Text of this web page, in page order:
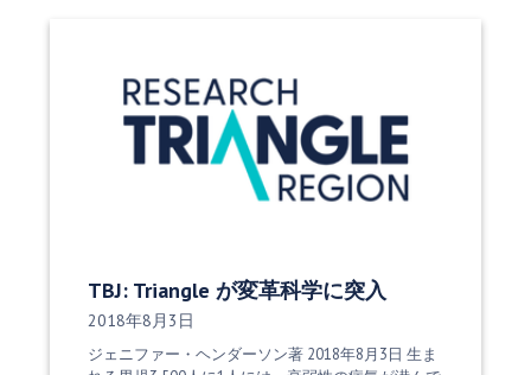
TBJ: Triangle が変革科学に突入
発行日:
2018年8月3日
ジェニファー・ヘンダーソン著 2018年8月3日 生ま